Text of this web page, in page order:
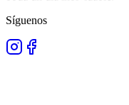
Síguenos